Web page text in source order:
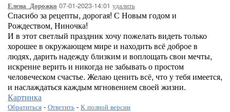
Елена_Дорожко 07-01-2023-14:01 удалить
Спасибо за рецепты, дорогая! С Новым годом и
Рождеством, Ниночка!
И в этот светлый праздник хочу пожелать видеть только
хорошее в окружающем мире и находить всё доброе в
людях, дарить надежду близким и воплощать свои мечты,
искренне верить и никогда не забывать о простом
человеческом счастье. Желаю ценить всё, что у тебя имеется,
и наслаждаться каждым мгновением своей жизни.
Картинка
Обратиться - Ответить - К полной версии